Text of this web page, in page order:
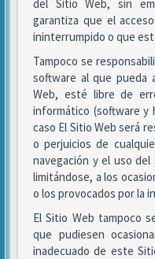
del Sitio Web, sin
garantiza que el
ininterrumpido o que
Tampoco se
software al que pueda
Web, esté libre de
informático (software y
caso El Sitio Web será
o perjuicios de
navegación y el uso
limitándose, a los
o los provocados por la
El Sitio Web tampoco
que pudiesen
inadecuado de este